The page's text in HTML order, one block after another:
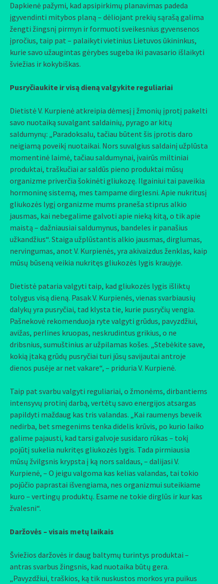
Dapkienė pažymi, kad apsipirkimų planavimas padeda
įgyvendinti mitybos planą – dėliojant prekių sąrašą galima
žengti žingsnį pirmyn ir formuoti sveikesnius gyvensenos
įpročius, taip pat – palaikyti vietinius Lietuvos ūkininkus,
kurie savo užaugintas gėrybes sugeba iki pavasario išlaikyti
šviežias ir kokybiškas.
Pusryčiaukite ir visą dieną valgykite reguliariai
Dietistė V. Kurpienė atkreipia dėmesį į žmonių įprotį pakelti
savo nuotaiką suvalgant saldainių, pyrago ar kitų
saldumynų: „Paradoksalu, tačiau būtent šis įprotis daro
neigiamą poveikį nuotaikai. Nors suvalgius saldainį užplūsta
momentinė laimė, tačiau saldumynai, įvairūs miltiniai
produktai, traškučiai ar saldūs pieno produktai mūsų
organizme priverčia šokinėti gliukozę. Ilgainiui tai paveikia
hormoninę sistemą, mes tampame dirglesni. Apie nukritusį
gliukozės lygį organizme mums praneša stiprus alkio
jausmas, kai nebegalime galvoti apie nieką kitą, o tik apie
maistą – dažniausiai saldumynus, bandeles ir panašius
užkandžius“. Staiga užplūstantis alkio jausmas, dirglumas,
nervingumas, anot V. Kurpienės, yra akivaizdus ženklas, kaip
mūsų būseną veikia nukritęs gliukozės lygis kraujyje.
Dietistė pataria valgyti taip, kad gliukozės lygis išliktų
tolygus visą dieną. Pasak V. Kurpienės, vienas svarbiausių
dalykų yra pusryčiai, tad klysta tie, kurie pusryčių vengia.
Pašnekovė rekomenduoja ryte valgyti grūdus, pavyzdžiui,
avižas, perlines kruopas, neskrudintus grikius, o ne
dribsnius, sumuštinius ar užpilamas košes. „Stebėkite save,
kokią įtaką grūdų pusryčiai turi jūsų savijautai antroje
dienos pusėje ar net vakare“, – priduria V. Kurpienė.
Taip pat svarbu valgyti reguliariai, o žmonėms, dirbantiems
intensyvų protinį darbą, vertėtų savo energijos atsargas
papildyti maždaug kas tris valandas. „Kai raumenys beveik
nedirba, bet smegenims tenka didelis krūvis, po kurio laiko
galime pajausti, kad tarsi galvoje susidaro rūkas – tokį
pojūtį sukelia nukritęs gliukozės lygis. Tada pirmiausia
mūsų žvilgsnis krypsta į ką nors saldaus, – dalijasi V.
Kurpienė, – O jeigu valgoma kas kelias valandas, tai tokio
pojūčio paprastai išvengiama, nes organizmui suteikiame
kuro – vertingų produktų. Esame ne tokie dirglūs ir kur kas
žvalesni“.
Daržovės – visais metų laikais
Šviežios daržovės ir daug baltymų turintys produktai –
antras svarbus žingsnis, kad nuotaika būtų gera.
„Pavyzdžiui, traškios, ką tik nuskustos morkos yra puikus